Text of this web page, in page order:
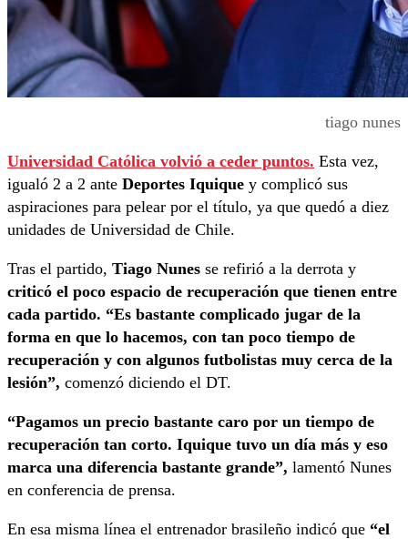
tiago nunes
Universidad Católica volvió a ceder puntos. Esta vez,
igualó 2 a 2 ante Deportes Iquique y complicó sus
aspiraciones para pelear por el título, ya que quedó a diez
unidades de Universidad de Chile.
Tras el partido, Tiago Nunes se refirió a la derrota y
criticó el poco espacio de recuperación que tienen entre
cada partido. “Es bastante complicado jugar de la
forma en que lo hacemos, con tan poco tiempo de
recuperación y con algunos futbolistas muy cerca de la
lesión”, comenzó diciendo el DT.
“Pagamos un precio bastante caro por un tiempo de
recuperación tan corto. Iquique tuvo un día más y eso
marca una diferencia bastante grande”, lamentó Nunes
en conferencia de prensa.
En esa misma línea el entrenador brasileño indicó que “el